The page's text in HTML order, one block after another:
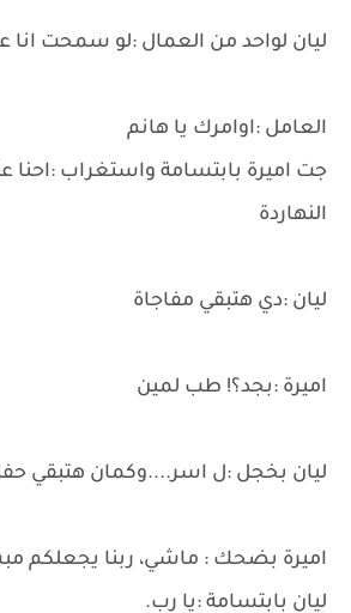
ليان لواحد من العمال :لو سمحت انا
العامل :اوامرك يا هانم
جت اميرة بابتسامة واستغراب :احنا
النهاردة
ليان :دي هتبقي مفاجاة
اميرة :بجد؟! طب لمين
ليان بخجل :ل اسر....وكمان هتبقي
اميرة بضحك : ماشي، ربنا يجعلكم
ليان بابتسامة :يا رب.